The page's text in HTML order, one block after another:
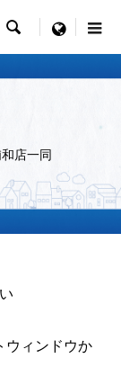
 menu
店一同
ウィンドウか